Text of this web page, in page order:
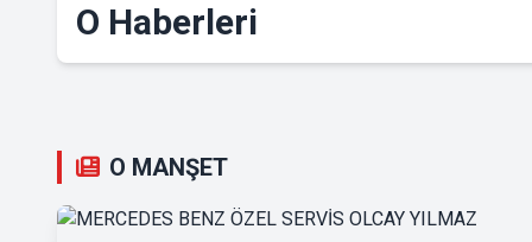
O Haberleri
O MANŞET